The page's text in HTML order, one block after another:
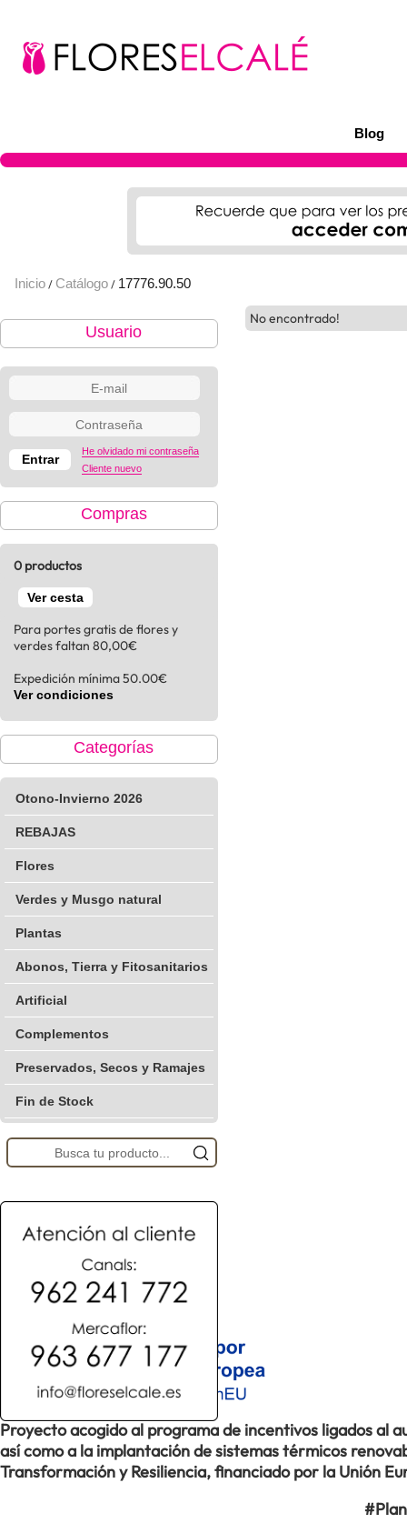
Blog
Inicio / Catálogo / 17776.90.50
Usuario
He olvidado mi contraseña
Cliente nuevo
Compras
0 productos
Ver cesta
Para portes gratis de flores y
verdes faltan 80,00€
Expedición mínima 50.00€
Ver condiciones
Categorías
Otono-Invierno 2026
REBAJAS
Flores
Verdes y Musgo natural
Plantas
Abonos, Tierra y Fitosanitarios
Artificial
Complementos
Preservados, Secos y Ramajes
Fin de Stock
No encontrado!
Proyecto acogido al programa de incentivos ligados al
así como a la implantación de sistemas térmicos
Transformación y Resiliencia, financiado por la Unión